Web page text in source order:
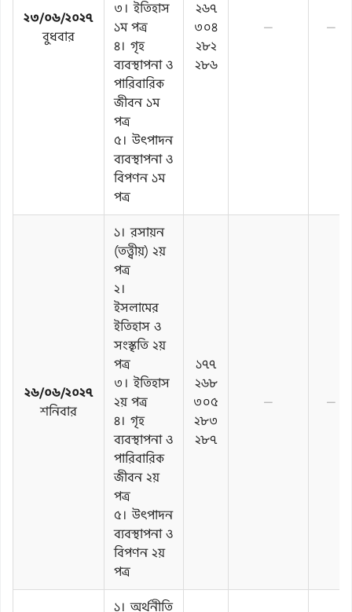
২৩/০৬/২০২৭
বুধবার
৩। ইতিহাস
১ম পত্র
৪। গৃহ
ব্যবস্থাপনা ও
পারিবারিক
জীবন ১ম
পত্র
৫। উৎপাদন
ব্যবস্থাপনা ও
বিপণন ১ম
পত্র
২৬৭
৩০৪
২৮২
২৮৬
— —
২৬/০৬/২০২৭
শনিবার
১। রসায়ন
(তত্ত্বীয়) ২য়
পত্র
২।
ইসলামের
ইতিহাস ও
সংস্কৃতি ২য়
পত্র
৩। ইতিহাস
২য় পত্র
৪। গৃহ
ব্যবস্থাপনা ও
পারিবারিক
জীবন ২য়
পত্র
৫। উৎপাদন
ব্যবস্থাপনা ও
বিপণন ২য়
পত্র
১৭৭
২৬৮
৩০৫
২৮৩
২৮৭
— —
১। অর্থনীতি